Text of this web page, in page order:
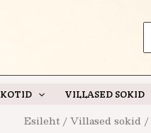
KOTID VILLASED SOKID
Esileht/Villased sokid/